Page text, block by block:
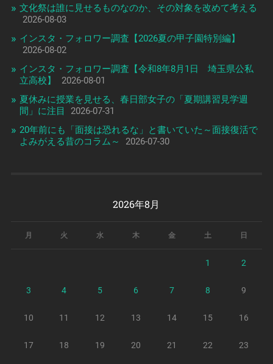
文化祭は誰に見せるものなのか、その対象を改めて考える
2026-08-03
インスタ・フォロワー調査【2026夏の甲子園特別編】
2026-08-02
インスタ・フォロワー調査【令和8年8月1日 埼玉県公私
立高校】
2026-08-01
夏休みに授業を見せる、春日部女子の「夏期講習見学週
間」に注目
2026-07-31
20年前にも「面接は恐れるな」と書いていた～面接復活で
よみがえる昔のコラム～
2026-07-30
2026年8月
月 火 水 木 金 土 日
1 2
3 4 5 6 7 8 9
10 11 12 13 14 15 16
17 18 19 20 21 22 23